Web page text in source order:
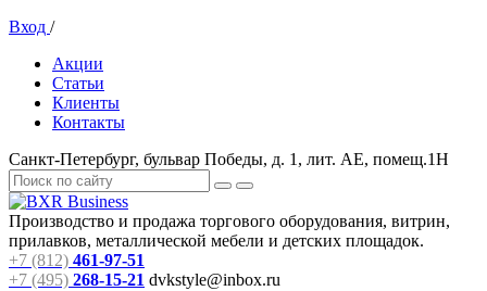
Вход /
Акции
Статьи
Клиенты
Контакты
Санкт-Петербург, бульвар Победы, д. 1, лит. АЕ, помещ.1Н
Производство и продажа торгового оборудования, витрин,
прилавков, металлической мебели и детских площадок.
+7 (812) 461-97-51
+7 (495) 268-15-21 dvkstyle@inbox.ru